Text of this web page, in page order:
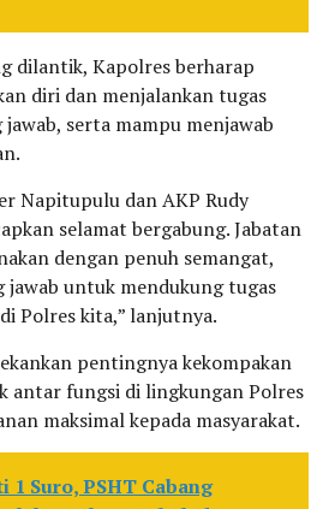
dilantik, Kapolres berharap
diri dan menjalankan tugas
serta mampu menjawab
Napitupulu dan AKP Rudy
selamat bergabung. Jabatan
dengan penuh semangat,
untuk mendukung tugas
Polres kita,” lanjutnya.
pentingnya kekompakan
antar fungsi di lingkungan Polres
maksimal kepada masyarakat.
1 Suro, PSHT Cabang